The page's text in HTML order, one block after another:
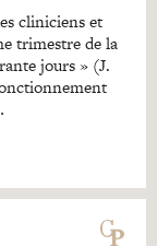
cliniciens et
trimestre de la
jours » (J.